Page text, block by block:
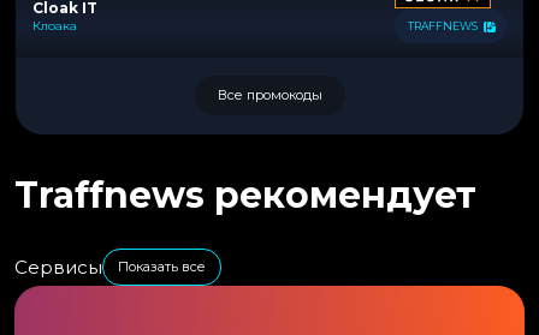
Cloak IT
Клоака TRAFFNEWS
Все промокоды
Traffnews рекомендует
Сервисы Показать все